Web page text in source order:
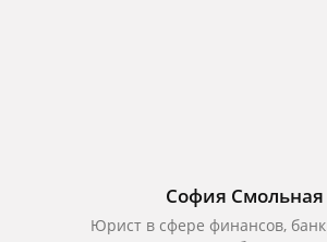
София Смольная
Юрист в сфере финансов,